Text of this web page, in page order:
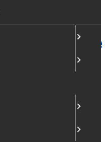
Report integrato 2022